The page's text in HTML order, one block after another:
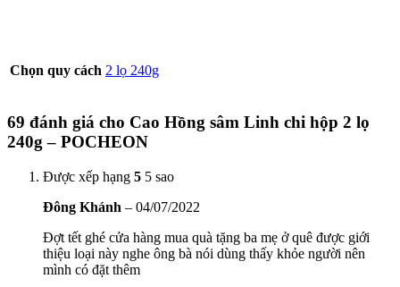
Chọn quy cách 2 lọ 240g
69 đánh giá cho Cao Hồng sâm Linh chi hộp 2 lọ
240g – POCHEON
Được xếp hạng 5 5 sao
Đông Khánh – 04/07/2022
Đợt tết ghé cửa hàng mua quà tặng ba mẹ ở quê được giới
thiệu loại này nghe ông bà nói dùng thấy khỏe người nên
mình có đặt thêm